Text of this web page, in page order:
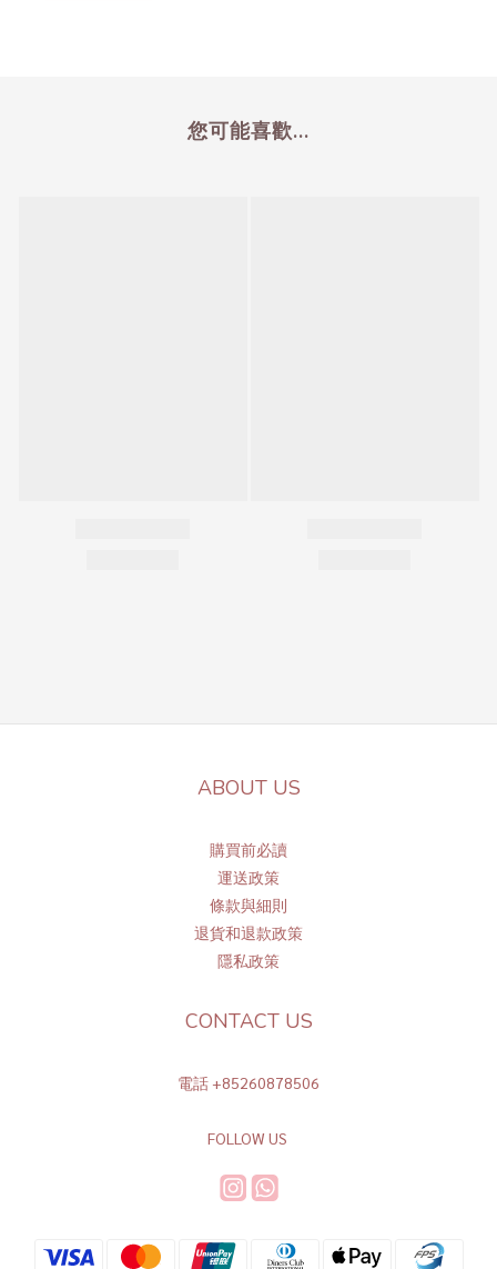
您可能喜歡...
ABOUT US
購買前必讀
運送政策
條款與細則
退貨和退款政策
隱私政策
CONTACT US
電話 +85260878506
FOLLOW US